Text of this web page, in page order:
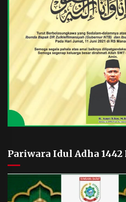
Pariwara Idul Adha 1442